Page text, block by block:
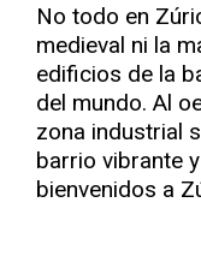
No todo en
medieval ni la
edificios de la
del mundo. Al
zona industrial
barrio vibrante
bienvenidos a